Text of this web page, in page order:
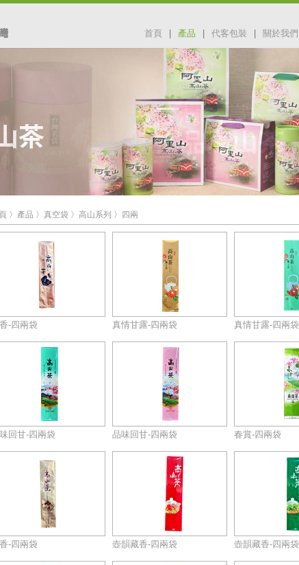
關於我們
代客包裝
產品
首頁
〉 產品 〉 真空袋 〉 高山系列 〉 四兩
-四兩袋 真情甘露-四兩袋 真情甘露-四兩袋
回甘-四兩袋 品味回甘-四兩袋 春賞-四兩袋
-四兩袋 壺韻藏香-四兩袋 壺韻藏香-四兩袋